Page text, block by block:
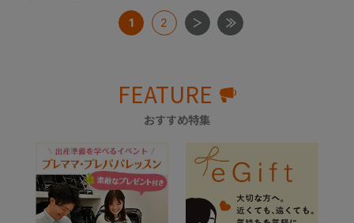
1 2
FEATURE
おすすめ特集